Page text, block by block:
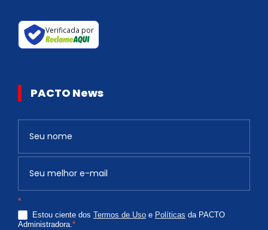
Verificada por
PACTO News
*
Estou ciente dos Termos de Uso e Políticas da PACTO
Administradora.*
v
ê